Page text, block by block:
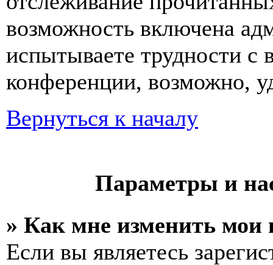
возможность включена
испытываете трудности с
конференции, возможно,
Вернуться к началу
Параметры и
» Как мне изменить мои
Если вы являетесь